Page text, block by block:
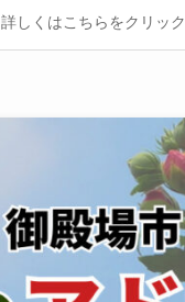
詳しくはこちらをクリック